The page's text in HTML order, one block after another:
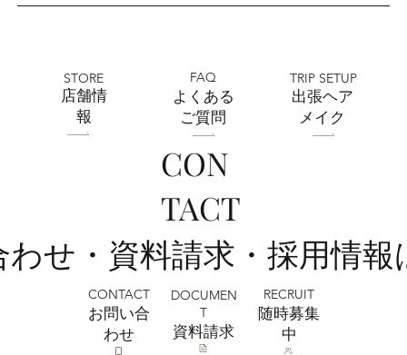
キャンセル料金はご契約いただいてから一週間後に発生
CON
TACT
せ・資料請求・採用情
CONTACT
お問い合
わせ
DOCUMEN
T
​資料請求
RECRUIT
​随時募集
中
STORE
​店舗情
報
FAQ
よくある
ご質問
TRIP SETUP
出張ヘア
メイク